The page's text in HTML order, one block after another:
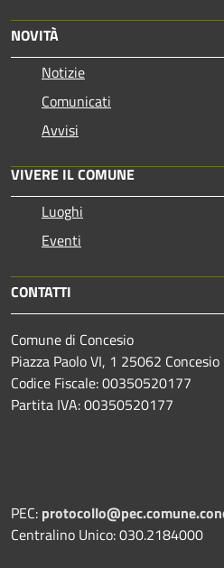
NOVITÀ
Notizie
Comunicati
Avvisi
VIVERE IL COMUNE
Luoghi
Eventi
CONTATTI
Comune di Concesio
Piazza Paolo VI, 1 25062
Codice Fiscale: 00350520177
Partita IVA: 00350520177
PEC:
Centralino Unico: 030.2184000